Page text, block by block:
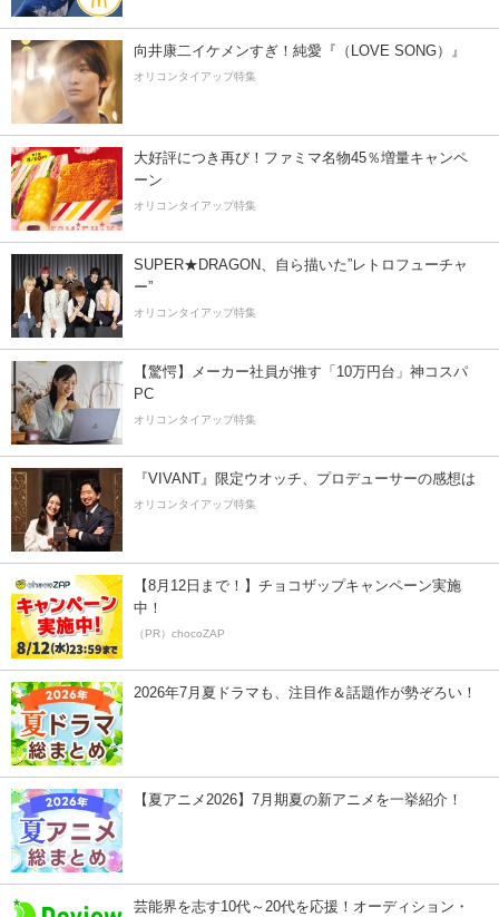
向井康二イケメンすぎ！純愛『（LOVE SONG）』
オリコンタイアップ特集
大好評につき再び！ファミマ名物45％増量キャンペ
ーン
オリコンタイアップ特集
SUPER★DRAGON、自ら描いた”レトロフューチャ
ー”
オリコンタイアップ特集
【驚愕】メーカー社員が推す「10万円台」神コスパ
PC
オリコンタイアップ特集
『VIVANT』限定ウオッチ、プロデューサーの感想は
オリコンタイアップ特集
【8月12日まで！】チョコザップキャンペーン実施
中！
（PR）chocoZAP
2026年7月夏ドラマも、注目作＆話題作が勢ぞろい！
【夏アニメ2026】7月期夏の新アニメを一挙紹介！
芸能界を志す10代～20代を応援！オーディション・